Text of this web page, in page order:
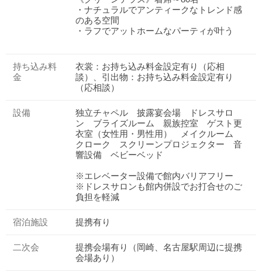
・ナチュラルでアンティークなトレンド感
のある空間
・ラフでアットホームなパーティが叶う
持ち込み料
金
衣裳：お持ち込み料金設定有り（応相
談）、引出物：お持ち込み料金設定有り
（応相談）
設備
独立チャペル 披露宴会場 ドレスサロ
ン ブライズルーム 親族控室 ゲスト更
衣室（女性用・男性用） メイクルーム
クローク スクリーンプロジェクター 音
響設備 ベビーベッド
※エレベーター設備で館内バリアフリー
※ドレスサロンも館内併設でお打合せのご
負担を軽減
宿泊施設 提携有り
二次会
提携会場有り（岡崎、名古屋駅周辺に提携
会場あり）